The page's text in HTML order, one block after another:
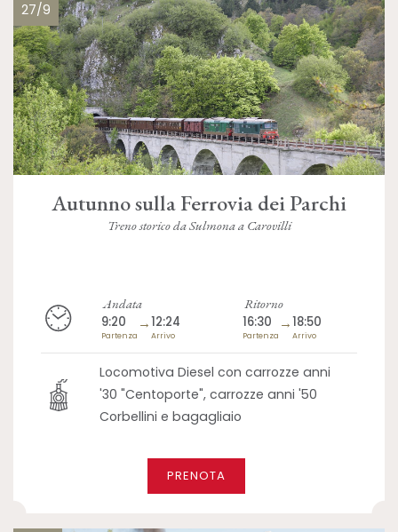
27/9
Autunno sulla Ferrovia dei Parchi
Treno storico da Sulmona a Carovilli
Andata
9:20
Partenza
→12:24
Arrivo
Ritorno
16:30
Partenza
→18:50
Arrivo
Locomotiva Diesel con carrozze anni
'30 "Centoporte", carrozze anni '50
Corbellini e bagagliaio
PRENOTA